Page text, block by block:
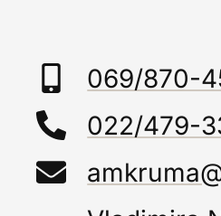
069/870-
022/479-